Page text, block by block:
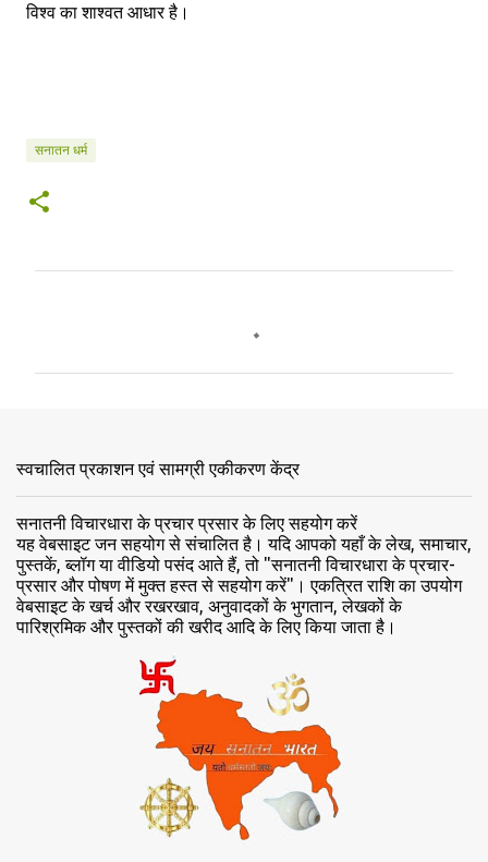
विश्व का शाश्वत आधार है।
सनातन धर्म
स्वचालित प्रकाशन एवं सामग्री एकीकरण केंद्र
सनातनी विचारधारा के प्रचार प्रसार के लिए सहयोग करें
यह वेबसाइट जन सहयोग से संचालित है। यदि आपको यहाँ के लेख, समाचार,
पुस्तकें, ब्लॉग या वीडियो पसंद आते हैं, तो "सनातनी विचारधारा के प्रचार-
प्रसार और पोषण में मुक्त हस्त से सहयोग करें"। एकत्रित राशि का उपयोग
वेबसाइट के खर्च और रखरखाव, अनुवादकों के भुगतान, लेखकों के
पारिश्रमिक और पुस्तकों की खरीद आदि के लिए किया जाता है।